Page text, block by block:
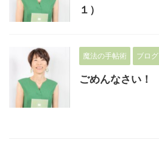
１）
魔法の手帖術 ブログ
ごめんなさい！